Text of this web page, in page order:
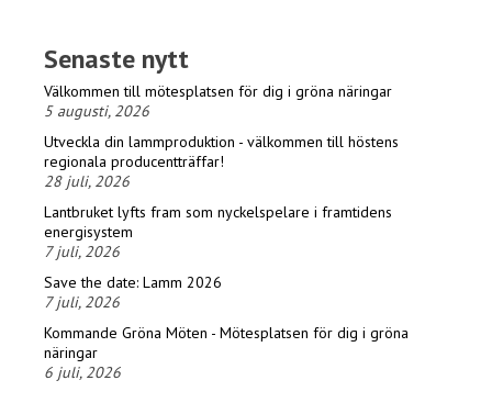
Senaste nytt
Välkommen till mötesplatsen för dig i gröna näringar
5 augusti, 2026
Utveckla din lammproduktion - välkommen till höstens
regionala producentträffar!
28 juli, 2026
Lantbruket lyfts fram som nyckelspelare i framtidens
energisystem
7 juli, 2026
Save the date: Lamm 2026
7 juli, 2026
Kommande Gröna Möten - Mötesplatsen för dig i gröna
näringar
6 juli, 2026